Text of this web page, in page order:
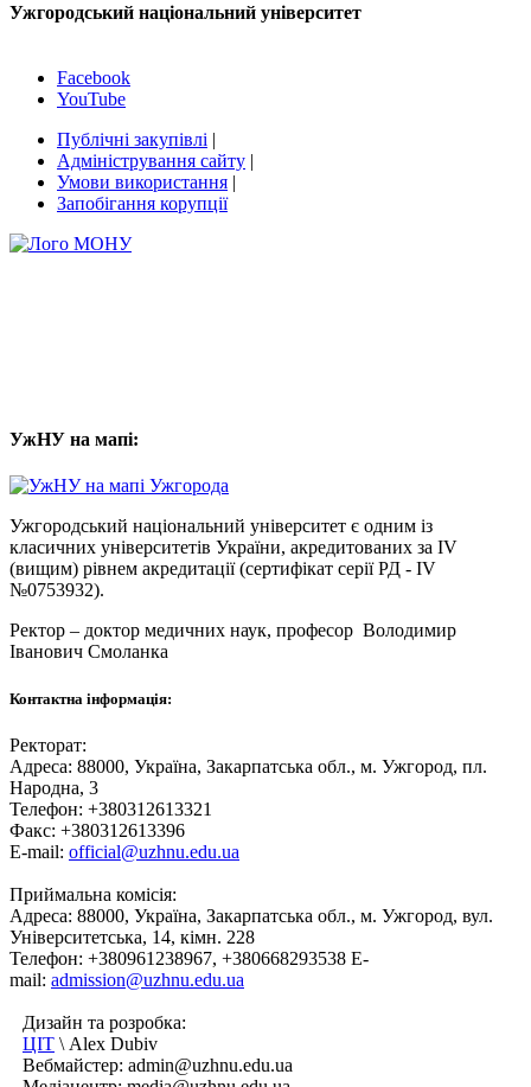
Ужгородський національний університет
Facebook
YouTube
Публічні закупівлі |
Адміністрування сайту |
Умови використання |
Запобігання корупції
УжНУ на мапі:
Ужгородський національний університет є одним із
класичних університетів України, акредитованих за IV
(вищим) рівнем акредитації (сертифікат серії РД - IV
№0753932).
Ректор – доктор медичних наук, професор Володимир
Іванович Смоланка
Контактна інформація:
Ректорат:
Адреса: 88000, Україна, Закарпатська обл., м. Ужгород, пл.
Народна, 3
Телефон: +380312613321
Факс: +380312613396
E-mail: official@uzhnu.edu.ua
Приймальна комісія:
Адреса: 88000, Україна, Закарпатська обл., м. Ужгород, вул.
Університетська, 14, кімн. 228
Телефон: +380961238967, +380668293538 E-
mail: admission@uzhnu.edu.ua
Дизайн та розробка:
ЦІТ \ Alex Dubiv
Вебмайстер: admin@uzhnu.edu.ua